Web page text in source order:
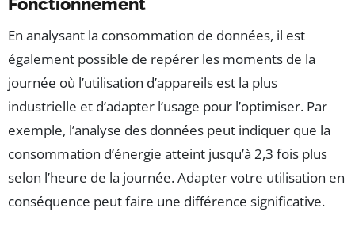
Fonctionnement
En analysant la consommation de données, il est
également possible de repérer les moments de la
journée où l’utilisation d’appareils est la plus
industrielle et d’adapter l’usage pour l’optimiser. Par
exemple, l’analyse des données peut indiquer que la
consommation d’énergie atteint jusqu’à 2,3 fois plus
selon l’heure de la journée. Adapter votre utilisation en
conséquence peut faire une différence significative.